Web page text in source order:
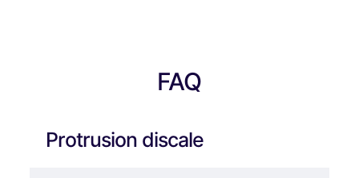
FAQ
Protrusion discale